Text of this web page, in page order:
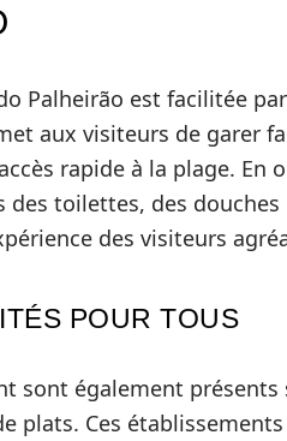
Palheirão est facilitée
aux visiteurs de garer
rapide à la plage.
toilettes, des
des visiteurs
POUR TOUS
sont également
plats. Ces